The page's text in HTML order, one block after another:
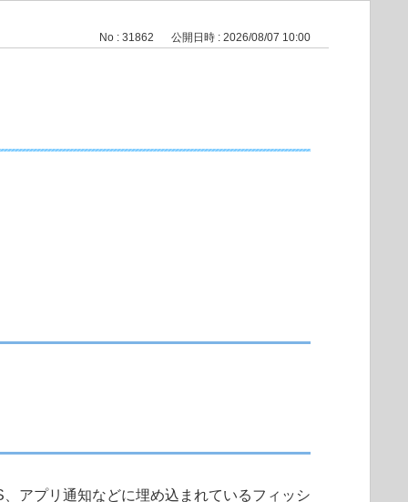
No : 31862 公開日時 : 2026/08/07 10:00
アプリ通知などに埋め込まれているフィッシ